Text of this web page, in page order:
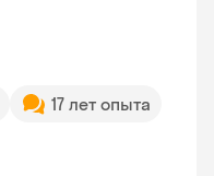
17 лет опыта